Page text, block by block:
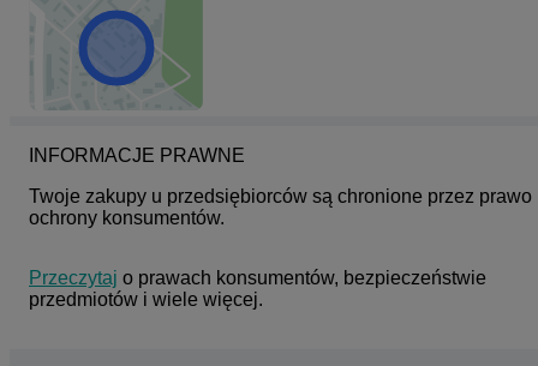
INFORMACJE PRAWNE
Twoje zakupy u przedsiębiorców są chronione przez prawo
ochrony konsumentów.
Przeczytaj o prawach konsumentów, bezpieczeństwie
przedmiotów i wiele więcej.